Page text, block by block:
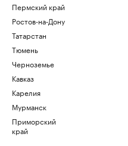
Пермский край
Ростов-на-Дону
Татарстан
Тюмень
Черноземье
Кавказ
Карелия
Мурманск
Приморский
край